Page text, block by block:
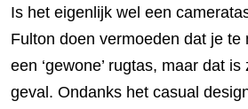
Is het eigenlijk wel een
Fulton doen vermoeden dat je te
een ‘gewone’ rugtas, maar dat
geval. Ondanks het casual